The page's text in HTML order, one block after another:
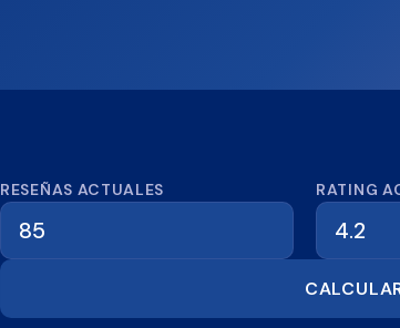
Calculadora de reseñas
RESEÑAS ACTUALES RATING